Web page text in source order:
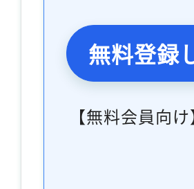
無料登録
【無料会員向